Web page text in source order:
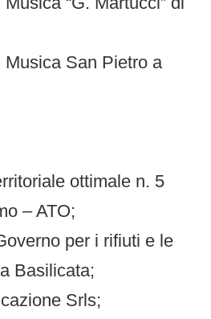
San Pietro a
ottimale n. 5
– ATO;
per i rifiuti e le
Basilicata;
Srls;